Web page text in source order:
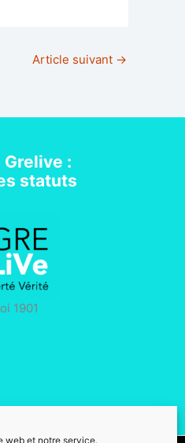
web et notre service.
Article suivant →
:
statuts
1901